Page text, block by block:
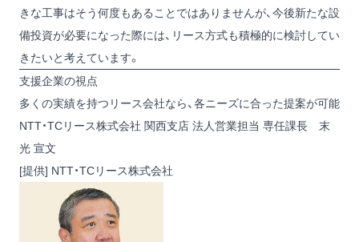
きな工事はそう何度もあることではありませんが、今後新たな設
備投資が必要になった際には、リース方式も積極的に検討してい
きたいと考えています。
支援企業の視点
多くの実績を持つリース会社なら、各ニーズに合った提案が可能
NTT・TCリース株式会社 関西支店 法人営業担当 専任課長 末
光 宣文
[提供] NTT・TCリース株式会社